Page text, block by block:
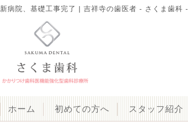
新病院、基礎工事完了 | 吉祥寺の歯医者 - さくま歯科 -
ホーム 初めての方へ スタッフ紹介